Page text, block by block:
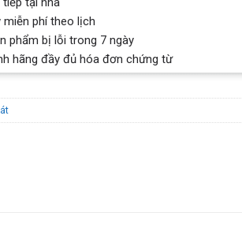
phí theo lịch
phẩm bị lỗi trong 7 ngày
hãng đầy đủ hóa đơn chứng từ